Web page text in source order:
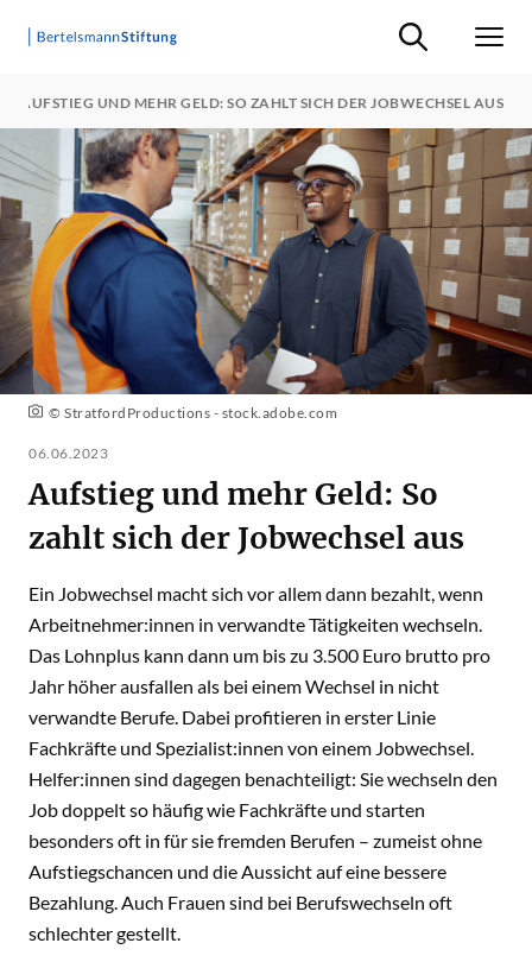
Suche ein-/
AUFSTIEG UND MEHR GELD: SO ZAHLT SICH DER JOBWECHSEL AUS
© StratfordProductions - stock.adobe.com
06.06.2023
Aufstieg und mehr Geld: So
zahlt sich der Jobwechsel aus
Ein Jobwechsel macht sich vor allem dann bezahlt, wenn
Arbeitnehmer:innen in verwandte Tätigkeiten wechseln.
Das Lohnplus kann dann um bis zu 3.500 Euro brutto pro
Jahr höher ausfallen als bei einem Wechsel in nicht
verwandte Berufe. Dabei profitieren in erster Linie
Fachkräfte und Spezialist:innen von einem Jobwechsel.
Helfer:innen sind dagegen benachteiligt: Sie wechseln den
Job doppelt so häufig wie Fachkräfte und starten
besonders oft in für sie fremden Berufen – zumeist ohne
Aufstiegschancen und die Aussicht auf eine bessere
Bezahlung. Auch Frauen sind bei Berufswechseln oft
schlechter gestellt.